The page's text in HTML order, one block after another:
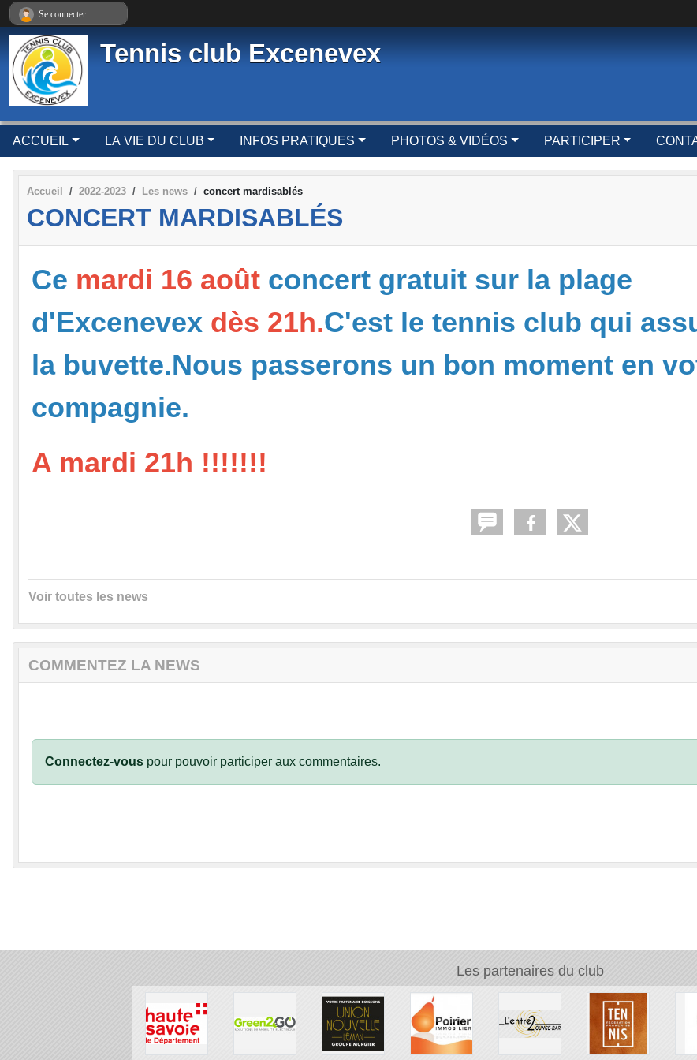
Tennis club Excenevex
ACCUEIL LA VIE DU CLUB INFOS PRATIQUES PHOTOS & VIDÉOS PARTICIPER
Accueil 2022-2023 Les news concert mardisablés
CONCERT MARDISABLÉS
Ce mardi 16 août concert gratuit sur la plage
d'Excenevex dès 21h.C'est le tennis club qui
la buvette.Nous passerons un bon moment en
compagnie.
A mardi 21h !!!!!!!
Voir toutes les news
COMMENTEZ LA NEWS
Connectez-vous pour pouvoir participer aux commentaires.
Les partenaires du club
Se connecter
Panneau de gestion des cookies